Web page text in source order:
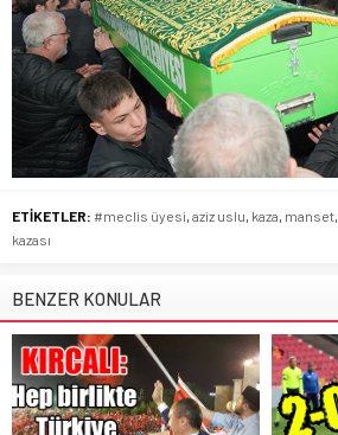
ETİKETLER: #meclis üyesi, aziz uslu, kaza, manset,
kazası
BENZER KONULAR